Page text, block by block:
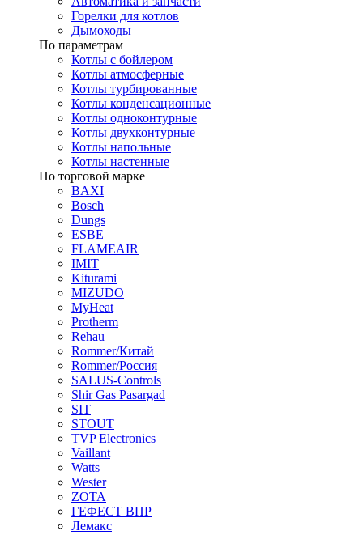
Горелки для котлов
Дымоходы
По параметрам
Котлы с бойлером
Котлы атмосферные
Котлы турбированные
Котлы конденсационные
Котлы одноконтурные
Котлы двухконтурные
Котлы напольные
Котлы настенные
По торговой марке
BAXI
Bosch
Dungs
ESBE
FLAMEAIR
IMIT
Kiturami
MIZUDO
MyHeat
Protherm
Rehau
Rommer/Китай
Rommer/Россия
SALUS-Controls
Shir Gas Pasargad
SIT
STOUT
TVP Electronics
Vaillant
Watts
Wester
ZOTA
ГЕФЕСТ ВПР
Лемакс